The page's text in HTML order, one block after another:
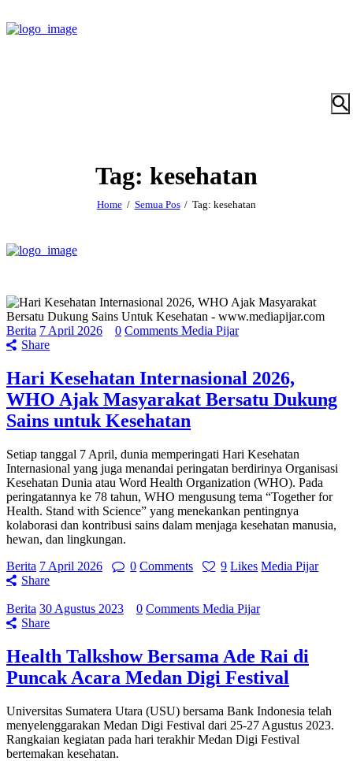
Tag: kesehatan
Home Semua Pos Tag: kesehatan
Berita 7 April 2026 0 Comments Media Pijar
Share
Hari Kesehatan Internasional 2026,
WHO Ajak Masyarakat Bersatu Dukung
Sains untuk Kesehatan
Setiap tanggal 7 April, dunia memperingati Hari Kesehatan
Internasional yang juga menandai peringatan berdirinya Organisasi
Kesehatan Dunia atau Word Health Organization (WHO). Pada
peringatannya ke 78 tahun, WHO mengusung tema “Together for
Health. Stand with Science” yang menekankan pentingnya
kolaborasi dan kontribusi sains dalam menjaga kesehatan manusia,
hewan, dan lingkungan.
Berita 7 April 2026 0 Comments 9 Likes Media Pijar
Share
Berita 30 Agustus 2023 0 Comments Media Pijar
Share
Health Talkshow Bersama Ade Rai di
Puncak Acara Medan Digi Festival
Universitas Sumatera Utara (USU) bersama Bank Indonesia telah
menyelenggarakan Medan Digi Festival dari 25-27 Agustus 2023.
Rangkaian kegiatan pada hari terakhir Medan Digi Festival
bertemakan kesehatan.